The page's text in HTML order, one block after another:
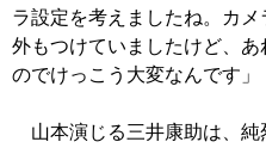
ラ設定を考えましたね。カ
外もつけていましたけど、あ
のでけっこう大変なんです」
山本演じる三井康助は、純